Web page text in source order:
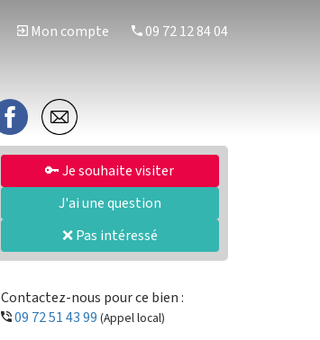
Mon compte 09 72 12 84 04
🔑 Je souhaite visiter
J'ai une question
❌ Pas intéressé
Contactez-nous pour ce bien :
09 72 51 43 99 (Appel local)